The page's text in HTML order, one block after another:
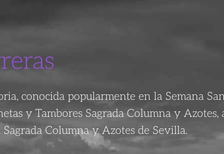
conocida popularmente en la Semana
y Tambores Sagrada Columna y Azotes,
Columna y Azotes de Sevilla.